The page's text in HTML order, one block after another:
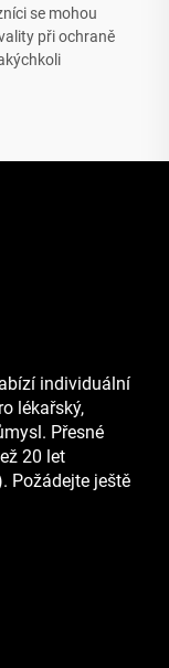
se mohou
při ochraně
individuální
lékařský,
Přesné
20 let
Požádejte ještě